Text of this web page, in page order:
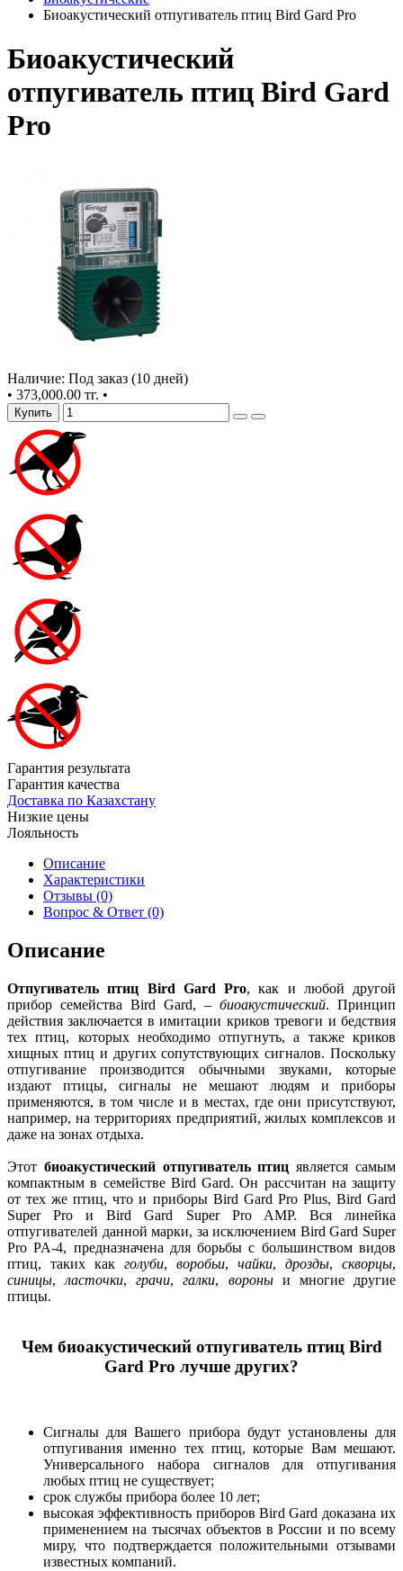
Биоакустический отпугиватель птиц Bird Gard Pro
Биоакустический
отпугиватель птиц Bird Gard
Pro
Наличие: Под заказ (10 дней)
• 373,000.00 тг. •
Купить
Гарантия результата
Гарантия качества
Доставка по Казахстану
Низкие цены
Лояльность
Описание
Характеристики
Отзывы (0)
Вопрос & Ответ (0)
Описание
Отпугиватель птиц Bird Gard Pro, как и любой другой
прибор семейства Bird Gard, – биоакустический. Принцип
действия заключается в имитации криков тревоги и бедствия
тех птиц, которых необходимо отпугнуть, а также криков
хищных птиц и других сопутствующих сигналов. Поскольку
отпугивание производится обычными звуками, которые
издают птицы, сигналы не мешают людям и приборы
применяются, в том числе и в местах, где они присутствуют,
например, на территориях предприятий, жилых комплексов и
даже на зонах отдыха.
Этот биоакустический отпугиватель птиц является самым
компактным в семействе Bird Gard. Он рассчитан на защиту
от тех же птиц, что и приборы Bird Gard Pro Plus, Bird Gard
Super Pro и Bird Gard Super Pro AMP. Вся линейка
отпугивателей данной марки, за исключением Bird Gard Super
Pro PA-4, предназначена для борьбы с большинством видов
птиц, таких как голуби, воробьи, чайки, дрозды, скворцы,
синицы,ласточки,грачи,галки, вороныи многие другие
птицы.
Чем биоакустический отпугиватель птиц Bird
Gard Pro лучше других?
Сигналы для Вашего прибора будут установлены для
отпугивания именно тех птиц, которые Вам мешают.
Универсального набора сигналов для отпугивания
любых птиц не существует;
срок службы прибора более 10 лет;
высокая эффективность приборов Bird Gard доказана их
применением на тысячах объектов в России и по всему
миру, что подтверждается положительными отзывами
известных компаний.